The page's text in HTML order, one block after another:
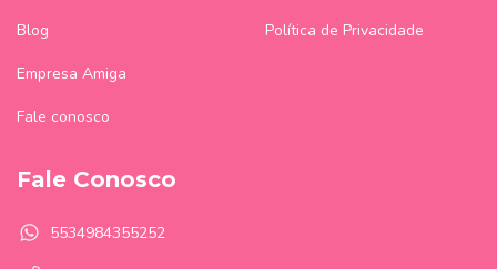
Blog
Empresa Amiga
Fale conosco
Política de Privacidade
Fale Conosco
5534984355252